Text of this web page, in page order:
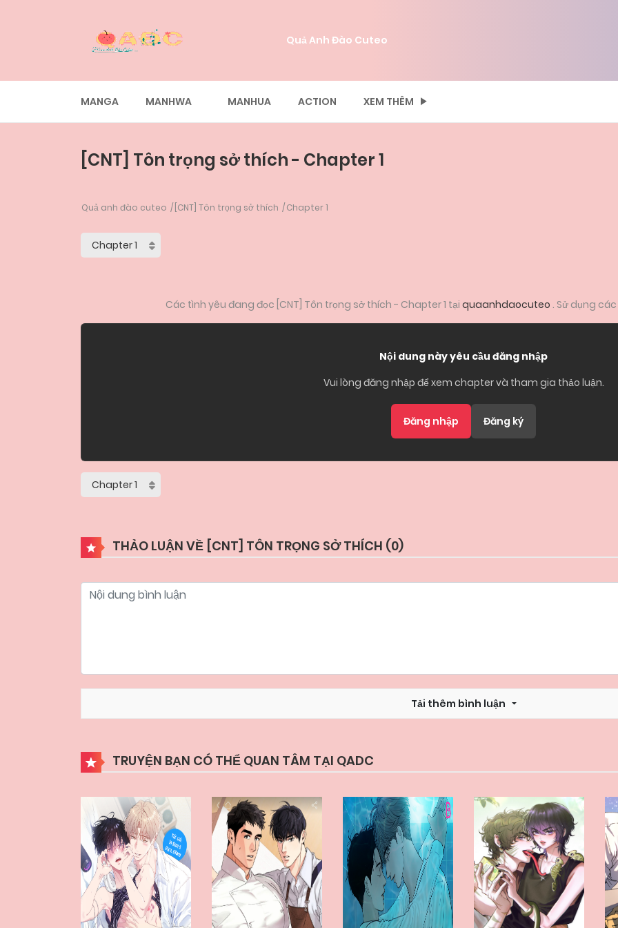
Quả Anh Đào Cuteo
MANGA MANHWA MANHUA ACTION XEM THÊM
[CNT] Tôn trọng sở thích - Chapter 1
Quả anh đào cuteo [CNT] Tôn trọng sở thích Chapter 1
Các tình yêu đang đọc [CNT] Tôn trọng sở thích - Chapter 1 tại quaanhdaocuteo . Sử dụng
Nội dung này yêu cầu đăng nhập
Vui lòng đăng nhập để xem chapter và tham gia thảo luận.
Đăng nhập Đăng ký
THẢO LUẬN VỀ [CNT] TÔN TRỌNG SỞ THÍCH (0)
Tải thêm bình luận
TRUYỆN BẠN CÓ THỂ QUAN TÂM TẠI QADC